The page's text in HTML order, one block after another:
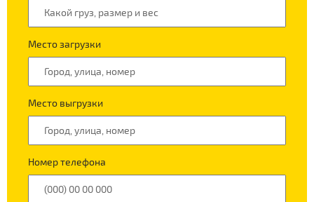
Место загрузки
Место выгрузки
Номер телефона